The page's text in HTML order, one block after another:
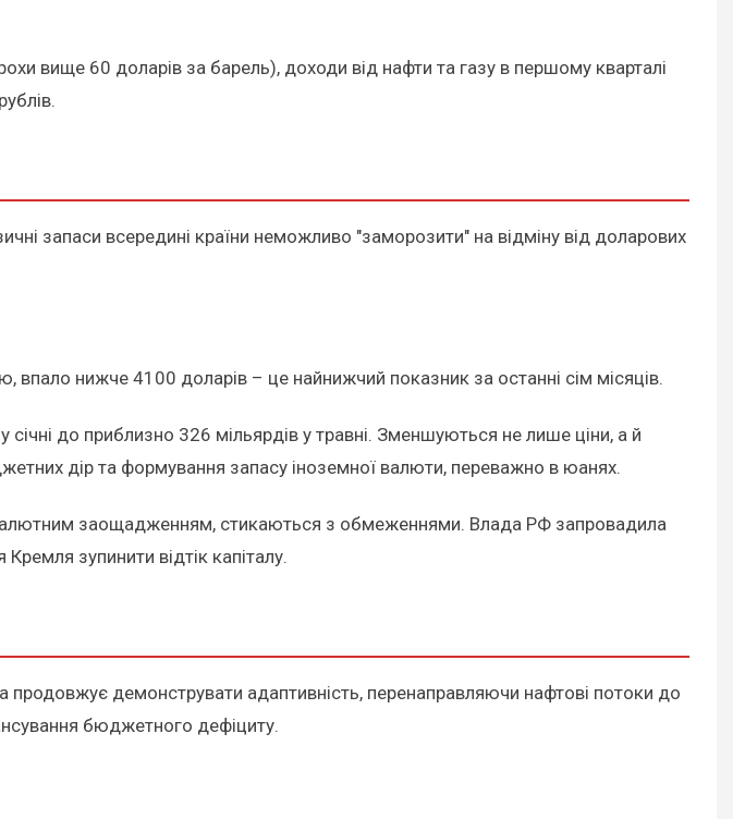
вище 60 доларів за барель), доходи від нафти та газу в першому кварталі
запаси всередині країни неможливо "заморозити" на відміну від доларових
впало нижче 4100 доларів – це найнижчий показник за останні сім місяців.
до приблизно 326 мільярдів у травні. Зменшуються не лише ціни, а й
дір та формування запасу іноземної валюти, переважно в юанях.
валютним заощадженням, стикаються з обмеженнями. Влада РФ запровадила
зупинити відтік капіталу.
продовжує демонструвати адаптивність, перенаправляючи нафтові потоки до
бюджетного дефіциту.